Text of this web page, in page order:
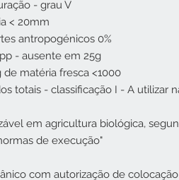
- grau V
< 20mm
antropogénicos 0%
- ausente em 25g
de matéria fresca <1000
totais - classificação I - A utilizar
em agricultura biológica,
de execução"
com autorização de